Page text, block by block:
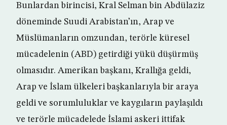
Bunlardan birincisi, Kral Selman bin Abdülaziz
döneminde Suudi Arabistan’ın, Arap ve
Müslümanların omzundan, terörle küresel
mücadelenin (ABD) getirdiği yükü düşürmüş
olmasıdır. Amerikan başkanı, Krallığa geldi,
Arap ve İslam ülkeleri başkanlarıyla bir araya
geldi ve sorumluluklar ve kaygıların paylaşıldı
ve terörle mücadelede İslami askeri ittifak